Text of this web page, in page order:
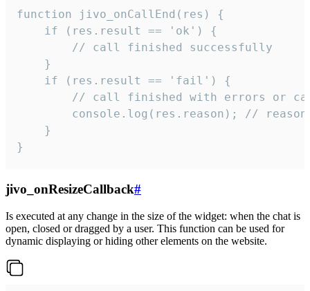
function jivo_onCallEnd(res) {
    if (res.result == 'ok') {
        // call finished successfully
    }
    if (res.result == 'fail') {
// call finished with errors or
console.log(res.reason); //
    }
}
jivo_onResizeCallback#
Is executed at any change in the size of the widget: when the chat is
open, closed or dragged by a user. This function can be used for
dynamic displaying or hiding other elements on the website.